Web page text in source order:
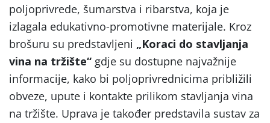
poljoprivrede, šumarstva i ribarstva, koja je
izlagala edukativno-promotivne materijale. Kroz
brošuru su predstavljeni „Koraci do stavljanja
vina na tržište“ gdje su dostupne najvažnije
informacije, kako bi poljoprivrednicima približili
obveze, upute i kontakte prilikom stavljanja vina
na tržište. Uprava je također predstavila sustav za